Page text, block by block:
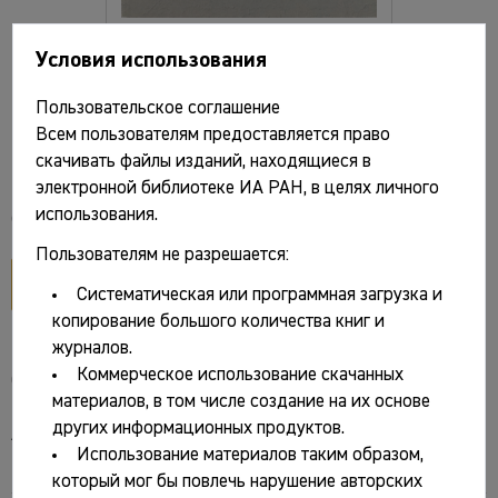
ред. Е.В. Суханов. М.: ИА РАН, 2025. 151 с.,
ил.
Файлы и ссылки
Основные сведения
Авторы:
Суханов Евгений Владимирович
[отв. ред.]
Условия использования
Пользовательское соглашение
Всем пользователям предоставляется право
скачивать файлы изданий, находящиеся в
электронной библиотеке ИА РАН, в целях личного
использования.
Пользователям не разрешается:
Систематическая или программная загрузка и
копирование большого количества книг и
журналов.
Коммерческое использование скачанных
материалов, в том числе создание на их основе
других информационных продуктов.
Использование материалов таким образом,
который мог бы повлечь нарушение авторских